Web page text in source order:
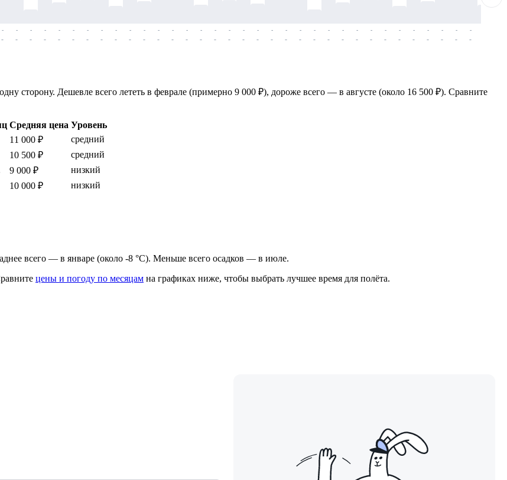
-
-
-
-
-
-
-
-
-
-
-
-
-
-
-
-
-
-
-
-
-
-
-
-
-
-
-
-
-
-
-
-
-
-
-
-
-
-
-
-
-
-
-
-
-
-
-
-
-
-
-
-
-
-
-
-
-
-
-
-
-
-
-
-
-
-
-
-
сторону. Дешевле всего лететь в феврале (примерно 9 000 ₽), дороже всего — в августе (около 16 500 ₽). Сравните
Средняя цена Уровень
11 000 ₽
средний
10 500 ₽
средний
9 000 ₽
низкий
10 000 ₽ низкий
всего — в январе (около -8 °C). Меньше всего осадков — в июле.
цены и погоду по месяцам на графиках ниже, чтобы выбрать лучшее время для полёта.